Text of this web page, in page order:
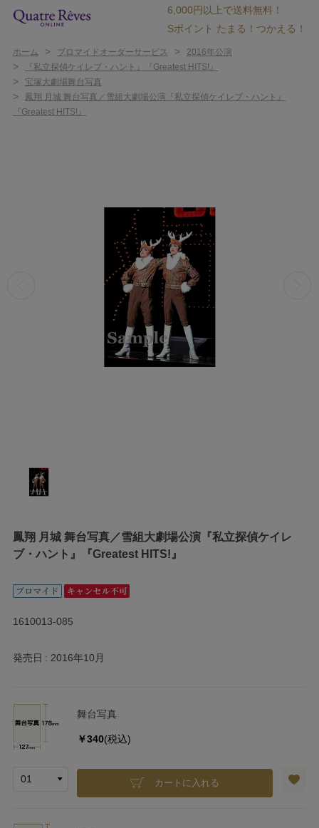
6,000円以上で送料無料！
Sポイント たまる！つかえる！
ホーム > ブロマイドオーダーサービス > 2016年公演
> 『私立探偵ケイレブ・ハント』『Greatest HITS!』
> 宝塚大劇場舞台写真
>
鳳翔 月城 舞台写真／雪組大劇場公演『私立探偵ケイレブ・ハント』
『Greatest HITS!』
鳳翔 月城 舞台写真／雪組大劇場公演『私立探偵ケイレ
ブ・ハント』『Greatest HITS!』
1610013-085
発売日 2016年10月
舞台写真
￥340(税込)
カートに入れる